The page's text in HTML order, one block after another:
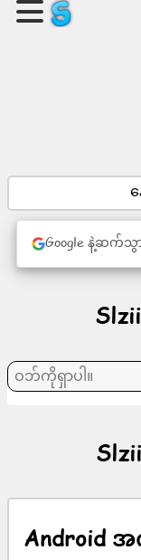
ပါ။
ဖျော်ဖြေ
ရေး
သတင်း
ChatGPT
Google နဲ့ဆက်သွာ
Android